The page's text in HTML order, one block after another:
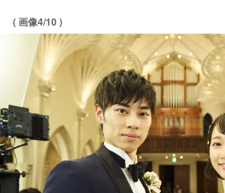
( 画像4/10 )